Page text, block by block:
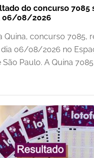
do concurso 7085
06/08/2026
Quina, concurso 7085,
06/08/2026 no
Paulo. A Quina 7085